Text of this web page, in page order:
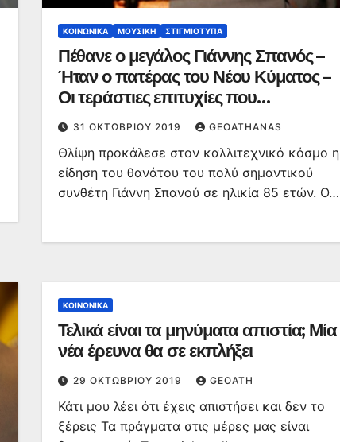
ΚΟΙΝΩΝΙΚΆ ΜΟΥΣΙΚΉ ΣΤΙΓΜΙΌΤΥΠΑ
Πέθανε ο μεγάλος Γιάννης Σπανός –
Ήταν ο πατέρας του Νέου Κύματος –
Οι τεράστιες επιτυχίες που
σημάδεψαν μία ολόκληρη εποχή –
ΒΙΝΤΕΟ
31 ΟΚΤΩΒΡΊΟΥ 2019 GEOATHANAS
Θλίψη προκάλεσε στον καλλιτεχνικό κόσμο η
είδηση του θανάτου του πολύ σημαντικού
συνθέτη Γιάννη Σπανού σε ηλικία 85 ετών. Ο…
ΚΟΙΝΩΝΙΚΆ
Τελικά είναι τα μηνύματα απιστία; Μία
νέα έρευνα θα σε εκπλήξει
29 ΟΚΤΩΒΡΊΟΥ 2019 GEOATH
Κάτι μου λέει ότι έχεις απιστήσει και δεν το
ξέρεις Τα πράγματα στις μέρες μας είναι